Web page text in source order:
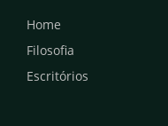
Home
Filosofia
Escritórios